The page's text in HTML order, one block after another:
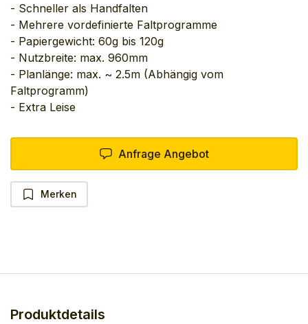
- Schneller als Handfalten
- Mehrere vordefinierte Faltprogramme
- Papiergewicht: 60g bis 120g
- Nutzbreite: max. 960mm
- Planlänge: max. ~ 2.5m (Abhängig vom
Faltprogramm)
- Extra Leise
Anfrage Angebot
Merken
Produktdetails